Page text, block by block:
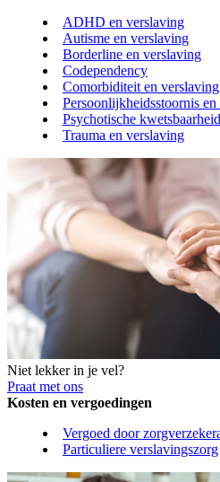
ADHD en verslaving
Autisme en verslaving
Borderline en verslaving
Codependency
Comorbiditeit en verslaving
Persoonlijkheidsstoornis
Psychotische
Trauma en verslaving
Niet lekker in je vel?
Praat met ons
Kosten en vergoedingen
Vergoed door
Particuliere verslavingszorg